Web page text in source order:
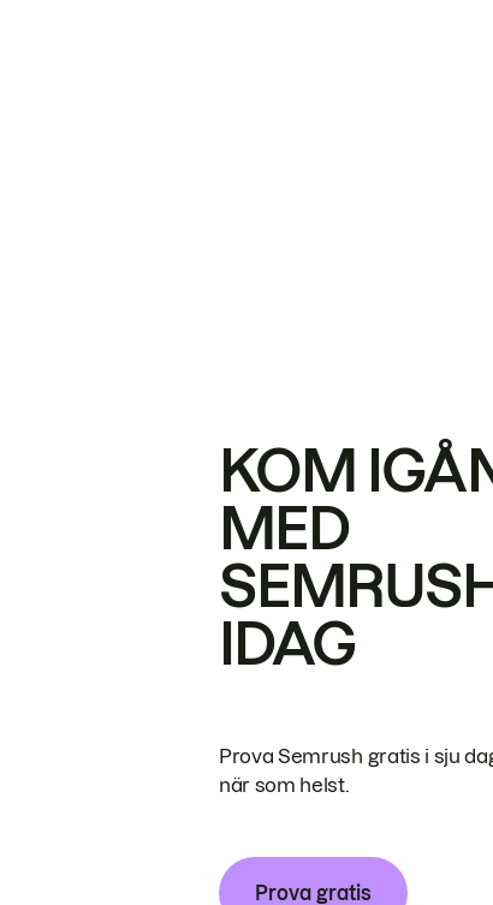
KOM
MED
IDAG
Prova Semrush gratis i sju
när som helst.
Prova gratis